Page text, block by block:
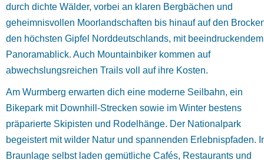
durch dichte Wälder, vorbei an klaren Bergbächen und
geheimnisvollen Moorlandschaften bis hinauf auf den
den höchsten Gipfel Norddeutschlands, mit beeindruckendem
Panoramablick. Auch Mountainbiker kommen auf
abwechslungsreichen Trails voll auf ihre Kosten.
Am Wurmberg erwarten dich eine moderne Seilbahn, ein
Bikepark mit Downhill-Strecken sowie im Winter bestens
präparierte Skipisten und Rodelhänge. Der Nationalpark
begeistert mit wilder Natur und spannenden Erlebnispfaden.
Braunlage selbst laden gemütliche Cafés, Restaurants und